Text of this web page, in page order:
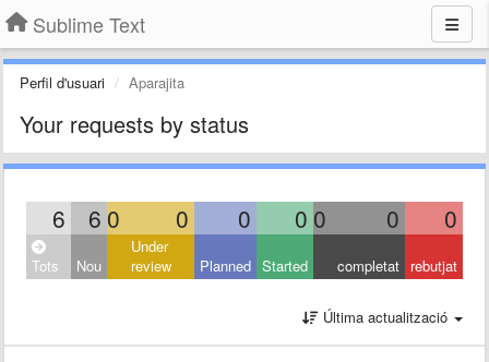
Sublime Text
Perfil d'usuari Aparajita
Your requests by status
6 6 0 0 0 0 0 0 0
Tots Nou
Under
review
Planned Started completat rebutjat
Última actualització